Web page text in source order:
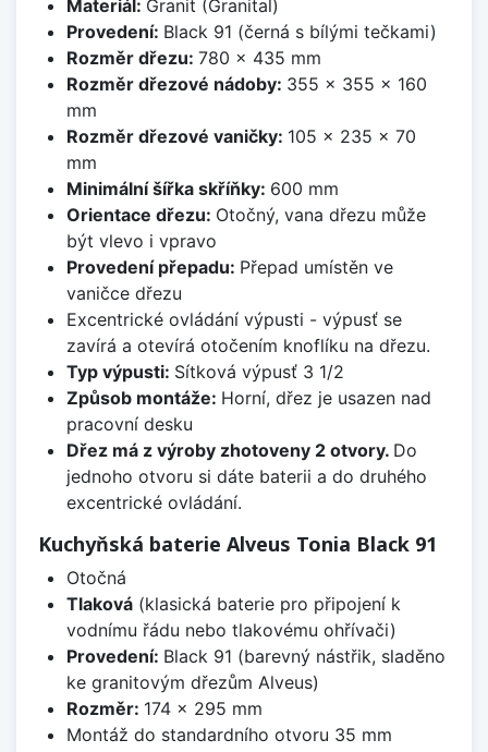
Materiál: Granit (Granital)
Provedení: Black 91 (černá s bílými tečkami)
Rozměr dřezu: 780 x 435 mm
Rozměr dřezové nádoby: 355 x 355 x 160
mm
Rozměr dřezové vaničky: 105 x 235 x 70
mm
Minimální šířka skříňky: 600 mm
Orientace dřezu: Otočný, vana dřezu může
být vlevo i vpravo
Provedení přepadu: Přepad umístěn ve
vaničce dřezu
Excentrické ovládání výpusti - výpusť se
zavírá a otevírá otočením knoflíku na dřezu.
Typ výpusti: Sítková výpusť 3 1/2
Způsob montáže: Horní, dřez je usazen nad
pracovní desku
Dřez má z výroby zhotoveny 2 otvory. Do
jednoho otvoru si dáte baterii a do druhého
excentrické ovládání.
Kuchyňská baterie Alveus Tonia Black 91
Otočná
Tlaková(klasická baterie pro připojení k
vodnímu řádu nebo tlakovému ohřívači)
Provedení: Black 91 (barevný nástřik, sladěno
ke granitovým dřezům Alveus)
Rozměr: 174 x 295 mm
Montáž do standardního otvoru 35 mm